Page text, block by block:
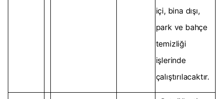
içi, bina dışı,
park ve bahçe
temizliği
işlerinde
çalıştırılacaktır.